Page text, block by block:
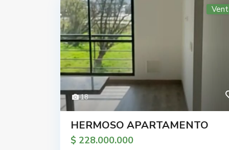
18
HERMOSO APARTAMENTO
$ 228.000.000